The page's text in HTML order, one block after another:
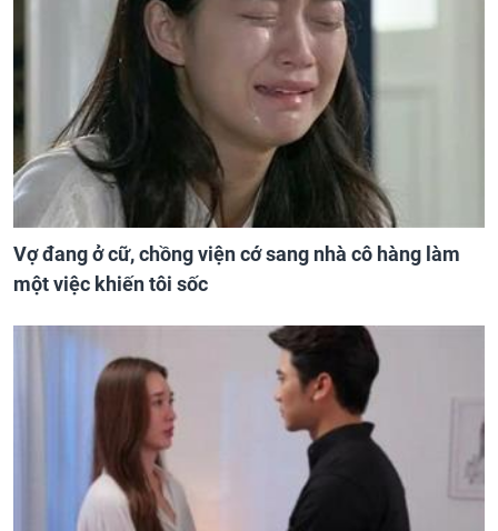
Vợ đang ở cữ, chồng viện cớ sang nhà cô hàng làm
một việc khiến tôi sốc